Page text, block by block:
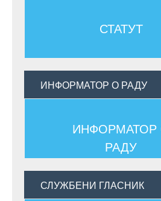
СТАТУТ
ИНФОРМАТОР О РАДУ
ИНФОРМАТОР
РАДУ
СЛУЖБЕНИ ГЛАСНИК